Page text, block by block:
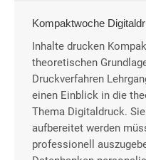
Kompaktwoche
Inhalte drucken
theoretischen
Druckverfahren
einen Einblick in die
Thema Digitaldruck.
aufbereitet werden
professionell